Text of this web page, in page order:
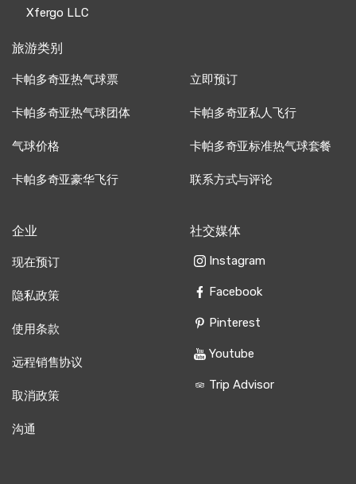
Xfergo LLC
旅游类别
卡帕多奇亚热气球票 立即预订
卡帕多奇亚热气球团体 卡帕多奇亚私人飞行
气球价格 卡帕多奇亚标准热气球套餐
卡帕多奇亚豪华飞行 联系方式与评论
企业
现在预订
隐私政策
使用条款
远程销售协议
取消政策
沟通
社交媒体
Instagram
Facebook
Pinterest
Youtube
Trip Advisor